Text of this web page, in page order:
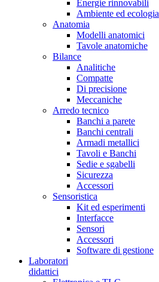
Energie rinnovabili
Ambiente ed ecologia
Anatomia
Modelli anatomici
Tavole anatomiche
Bilance
Analitiche
Compatte
Di precisione
Meccaniche
Arredo tecnico
Banchi a parete
Banchi centrali
Armadi metallici
Tavoli e Banchi
Sedie e sgabelli
Sicurezza
Accessori
Sensoristica
Kit ed esperimenti
Interfacce
Sensori
Accessori
Software di gestione
Laboratori
didattici